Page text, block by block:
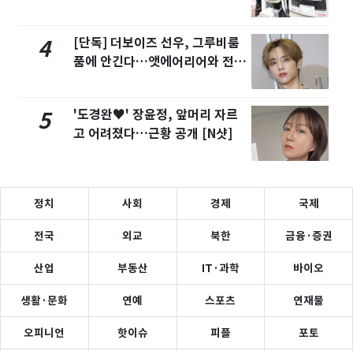
4
[단독] 더보이즈 선우, 그루비룸
품에 안긴다…앳에어리어와 전속
5
'도경완♥' 장윤정, 앞머리 자르
고 어려졌다…근황 공개 [N샷]
정치 사회 경제 국제
전국 외교 북한 금융·증권
산업 부동산 IT·과학 바이오
생활·문화 연예 스포츠 연재물
오피니언 핫이슈 피플 포토